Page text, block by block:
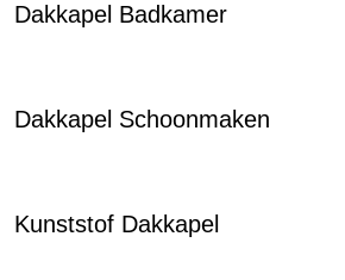
Dakkapel Badkamer
Dakkapel Schoonmaken
Kunststof Dakkapel